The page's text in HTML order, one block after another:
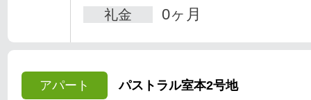
礼金 0ヶ月
アパート パストラル室本2号地